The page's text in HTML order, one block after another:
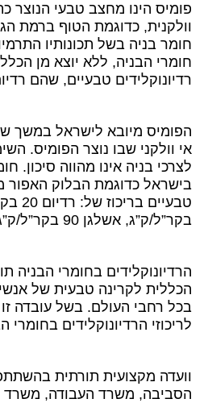
פומיס הינו מחצב טבעי הנוצר
וולקנית, כדוגמת הטוף ברמת
חומר בניה בשל תכונותיו
חומרי הבניה, ללא יוצא מן
רדיונוקלידים טבעיים, שהם
הפומיס מיובא לישראל במשך
אי וולקני שבו נוצר הפומיס.
לצרכי בניה אינו מהווה סיכון.
בישראל כדוגמת הבלוק האפור
בקר”ל/ק”ג, אשלגן 90 בקר”ל/ק”ג.
הרדיונוקלידים בחומרי הבניה
הכללית לקרינה טבעית של
בכל רחבי העולם. בשל עובדה זו
לריכוזי הרדיונוקלידים בחומרי
וועדה מקצועית תורתית
הסביבה, משרד העבודה, משרד